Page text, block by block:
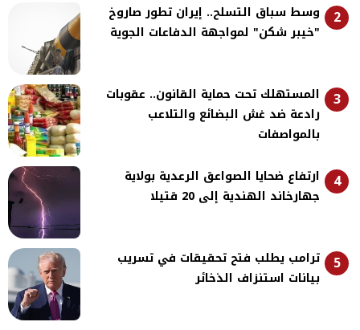
2
وسط سباق التسلح.. إيران تطور صاروخ
"خيبر شكن" لمواجهة الدفاعات الجوية
3
المستهلك تحت حماية القانون.. عقوبات
رادعة ضد غش البضائع والتلاعب
بالمواصفات
4
ارتفاع ضحايا الصواعق الرعدية بولاية
جهارخاند الهندية إلى 20 قتيلا
5
ترامب يطلب فتح تحقيقات في تسريب
بيانات استنزاف الذخائر